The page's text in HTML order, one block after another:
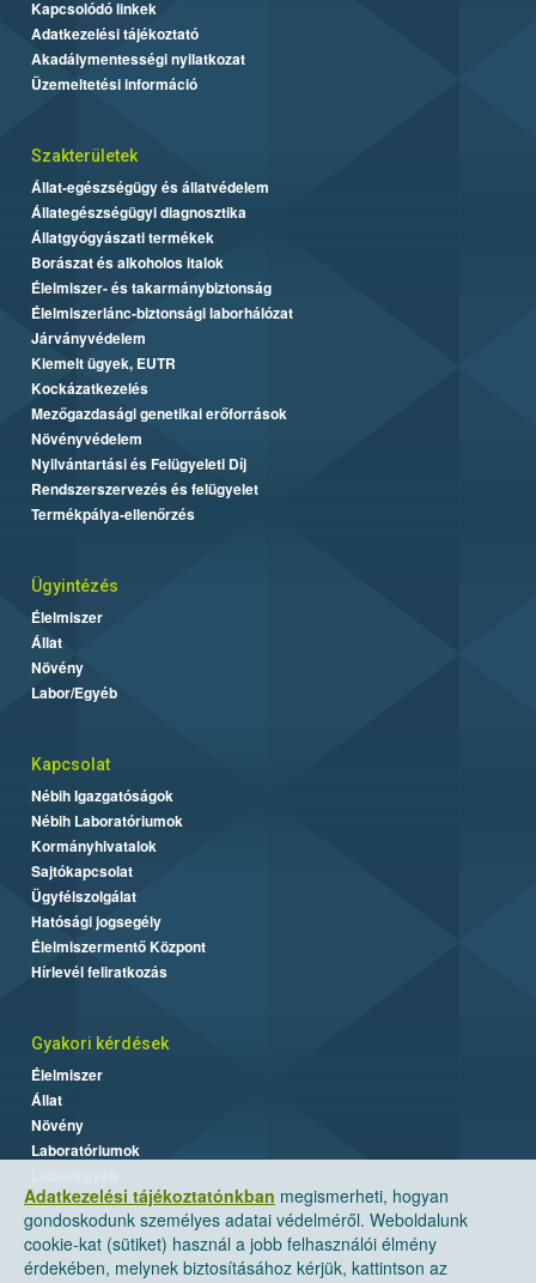
Adatkezelési tájékoztatónkban megismerheti, hogyan
gondoskodunk személyes adatai védelméről. Weboldalunk
cookie-kat (sütiket) használ a jobb felhasználói élmény
érdekében, melynek biztosításához kérjük, kattintson az
Kapcsolódó linkek
Adatkezelési tájékoztató
Akadálymentességi nyilatkozat
Üzemeltetési információ
Szakterületek
Állat-egészségügy és állatvédelem
Állategészségügyi diagnosztika
Állatgyógyászati termékek
Borászat és alkoholos italok
Élelmiszer- és takarmánybiztonság
Élelmiszerlánc-biztonsági laborhálózat
Járványvédelem
Kiemelt ügyek, EUTR
Kockázatkezelés
Mezőgazdasági genetikai erőforrások
Növényvédelem
Nyilvántartási és Felügyeleti Díj
Rendszerszervezés és felügyelet
Termékpálya-ellenőrzés
Ügyintézés
Élelmiszer
Állat
Növény
Labor/Egyéb
Kapcsolat
Nébih Igazgatóságok
Nébih Laboratóriumok
Kormányhivatalok
Sajtókapcsolat
Ügyfélszolgálat
Hatósági jogsegély
Élelmiszermentő Központ
Hírlevél feliratkozás
Gyakori kérdések
Élelmiszer
Állat
Növény
Laboratóriumok